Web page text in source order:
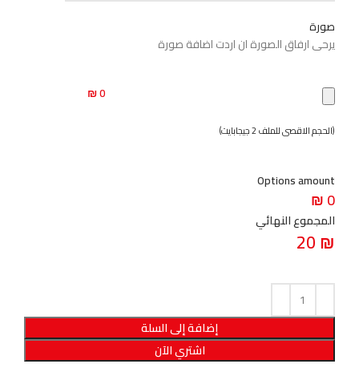
صورة
يرحى ارفاق الصورة ان اردت اضافة صورة
(الحجم الاقصى للملف 2 جيجابايت)
0 ₪
Options amount
0 ₪
المجموع النهائي
20₪
إضافة إلى السلة
اشتري الآن